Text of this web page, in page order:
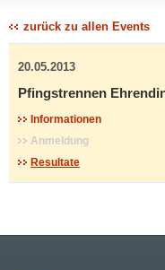
zurück zu allen Events
20.05.2013
Pfingstrennen
Informationen
Anmeldung
Resultate